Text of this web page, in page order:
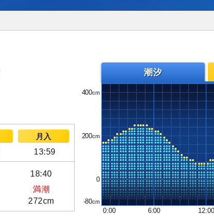
月入
13:59
18:40
満潮
272cm
潮汐
400
200
0
-80
0:00
6:00 12:00